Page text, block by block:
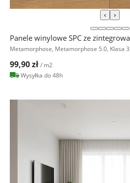
‹ ›
Panele winylowe SPC ze
Metamorphose, Metamorphose 5.0, Klasa
99,90 zł / m2
Wysyłka do 48h